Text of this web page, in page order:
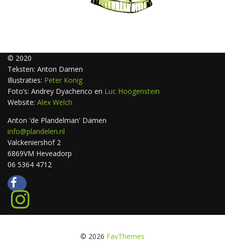
© 2020
Teksten: Anton Damen
Illustraties: Peter Konig
Foto’s: Andrey Dyachenco en Luc Hoogenstein
Website: Alex Welch
Anton 'de Plandelman' Damen
info@plandelen.nl
Valckeniershof 2
6869VM Heveadorp
06 5364 4712
© 2026 FavThemes